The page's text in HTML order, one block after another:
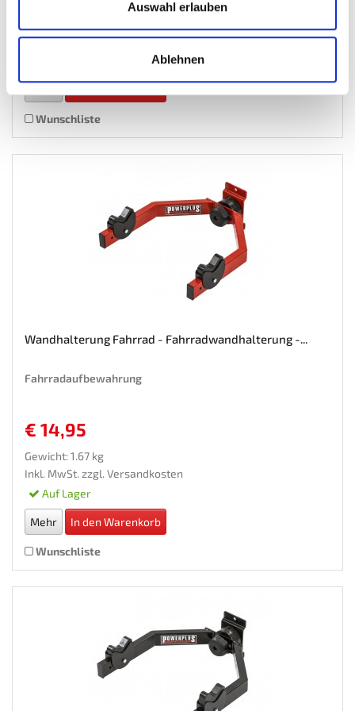
Auswahl erlauben
Ablehnen
Inkl. MwSt. zzgl.Versandkosten
Wunschliste
Wandhalterung Fahrrad - Fahrradwandhalterung -...
Fahrradaufbewahrung
€ 14,95
Gewicht: 1.67 kg
Inkl. MwSt. zzgl. Versandkosten
Auf Lager
Mehr In den Warenkorb
Wunschliste